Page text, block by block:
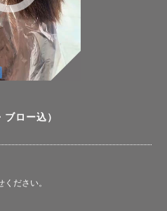
ロー込）
ださい。